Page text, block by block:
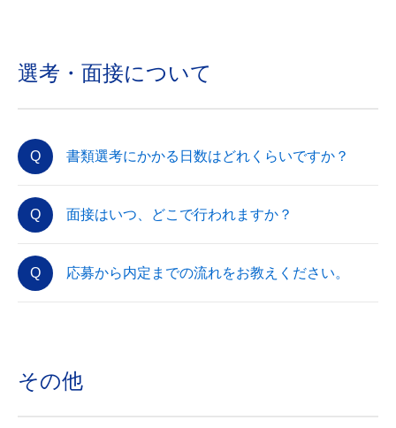
選考・面接について
書類選考にかかる日数はどれくらいですか？
面接はいつ、どこで行われますか？
応募から内定までの流れをお教えください。
その他